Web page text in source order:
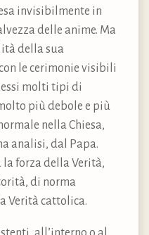
invisibilmente in
delle anime. Ma
della sua
le cerimonie visibili
molti tipi di
più debole e più
nella Chiesa,
analisi, dal Papa.
la forza della Verità,
di norma
Verità cattolica.